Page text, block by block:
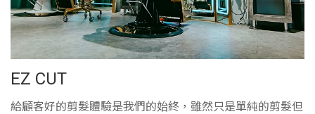
EZ CUT
給顧客好的剪髮體驗是我們的始終，雖然只是單純的剪髮但